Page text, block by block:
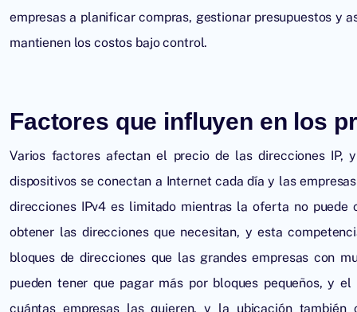
empresas a planificar compras, gestionar presupuestos y
mantienen los costos bajo control.
Factores que influyen en los
Varios factores afectan el precio de las direcciones
dispositivos se conectan a Internet cada día y las
direcciones IPv4 es limitado mientras la oferta no
obtener las direcciones que necesitan, y esta
bloques de direcciones que las grandes empresas con
pueden tener que pagar más por bloques pequeños, y
cuántas empresas las quieren, y la ubicación